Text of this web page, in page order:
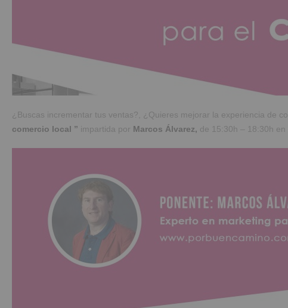
¿Buscas incrementar tus ventas?, ¿Quieres mejorar la experiencia de
comercio local ” impartida por Marcos Álvarez, de 15:30h – 18:30h en